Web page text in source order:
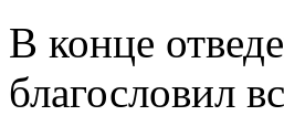
В конце
благословил